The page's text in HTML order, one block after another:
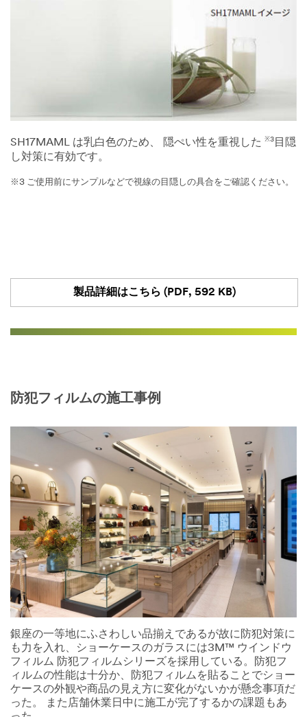
SH17MAML は乳白色のため、 隠ぺい性を重視した ※3 目隠
し対策に有効です。
※3 ご使用前にサンプルなどで視線の目隠しの具合をご確認ください。
製品詳細はこちら (PDF, 592 KB)
防犯フィルムの施工事例
銀座の一等地にふさわしい品揃えであるが故に防犯対策に
も力を入れ、ショーケースのガラスには3M™ ウインドウ
フィルム 防犯フィルムシリーズを採用している。防犯フ
ィルムの性能は十分か、防犯フィルムを貼ることでショー
ケースの外観や商品の見え方に変化がないかが懸念事項だ
った。 また店舗休業日中に施工が完了するかの課題もあ